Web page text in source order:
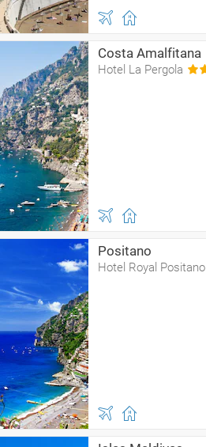
Costa Amalfitana
Hotel La Pergola
Positano
Hotel Royal Positano